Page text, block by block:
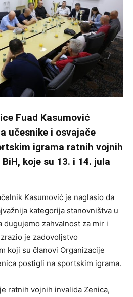
Fuad Kasumović
učesnike i osvajače
igrama ratnih vojnih
koje su 13. i 14. jula
Kasumović je naglasio da
kategorija stanovništva u
dugujemo zahvalnost za mir i
je zadovoljstvo
koji su članovi Organizacije
postigli na sportskim igrama.
ratnih vojnih invalida Zenica,